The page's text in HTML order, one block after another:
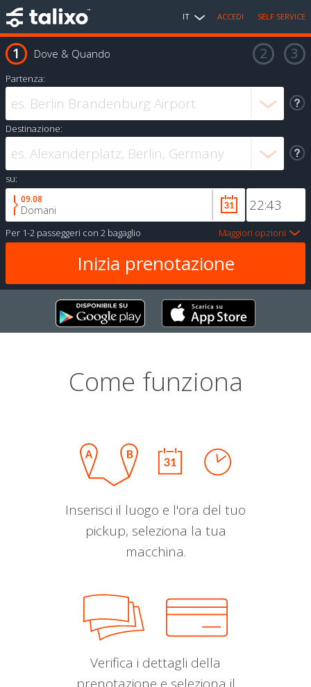
IT ACCEDI SELF SERVICE
Dove & Quando
Partenza:
Destinazione:
su:
09.08
Domani
Per 1-2 passeggeri con 2 bagaglio Maggiori opzioni
Come funziona
Inserisci il luogo e l'ora del tuo
pickup, seleziona la tua
macchina.
Verifica i dettagli della